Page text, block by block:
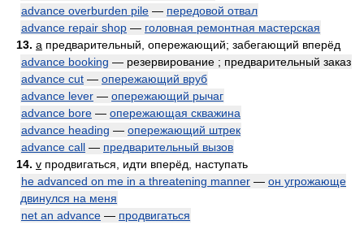
advance overburden pile — передовой отвал
advance repair shop — головная ремонтная мастерская
13. a предварительный, опережающий; забегающий вперёд
advance booking — резервирование ; предварительный заказ
advance cut — опережающий вруб
advance lever — опережающий рычаг
advance bore — опережающая скважина
advance heading — опережающий штрек
advance call — предварительный вызов
14. v продвигаться, идти вперёд, наступать
he advanced on me in a threatening manner — он угрожающе
двинулся на меня
net an advance — продвигаться